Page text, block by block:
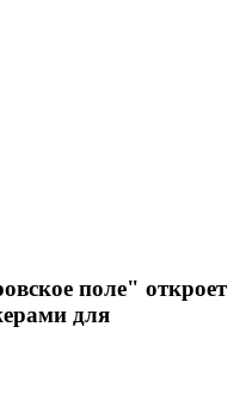
поле" откроет
для